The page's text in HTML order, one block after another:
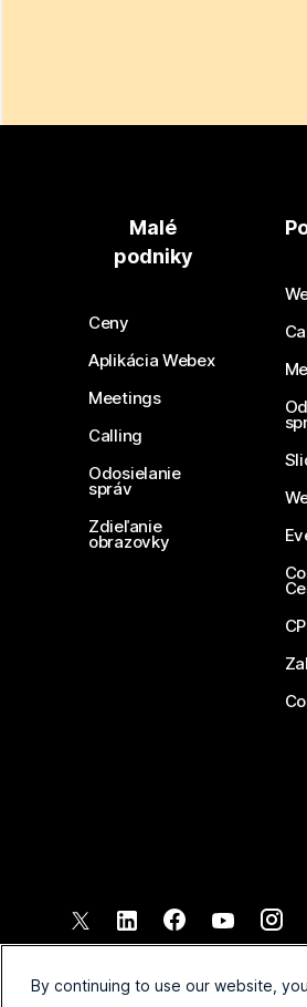
Malé
podniky
Ceny
Aplikácia Webex
Meetings
Calling
Odosielanie
správ
Zdieľanie
obrazovky
By continuing to use our website,